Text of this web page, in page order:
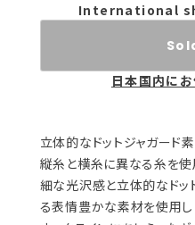
International
日本国内に
立体的なドットジャガード
縦糸と横糸に異なる糸を使
細な光沢感と立体的なドッ
る表情豊かな素材を使用し